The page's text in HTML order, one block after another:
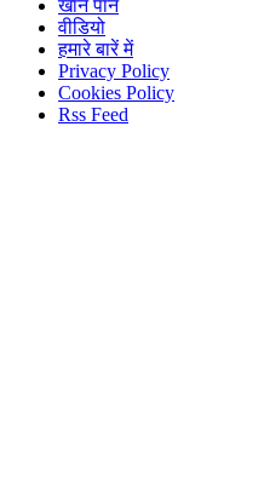
खान पान
वीडियो
हमारे बारें में
Privacy Policy
Cookies Policy
Rss Feed